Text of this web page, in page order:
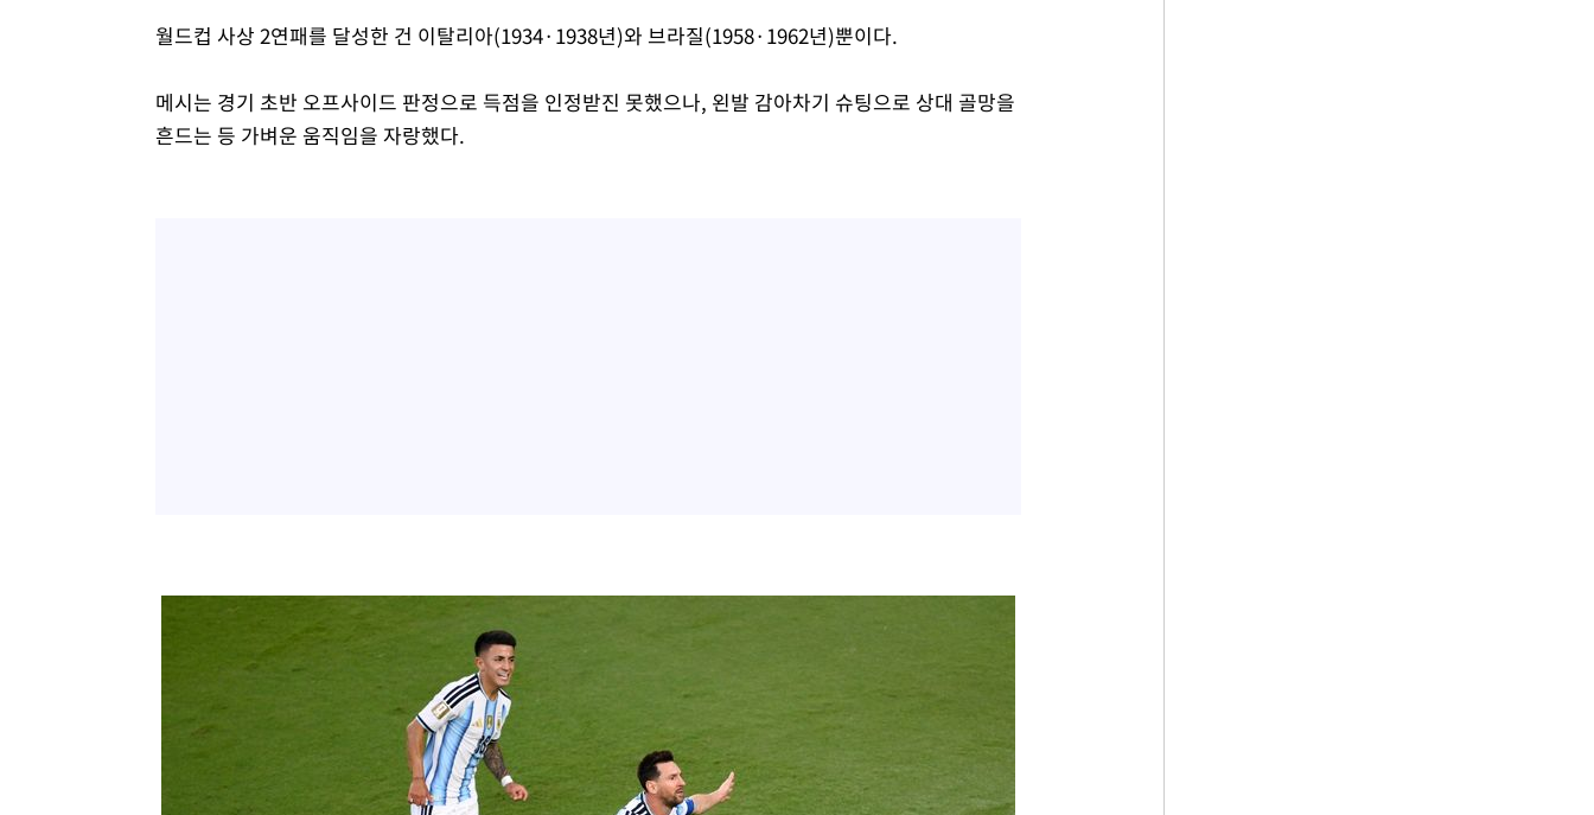
월드컵 사상 2연패를 달성한 건 이탈리아(1934·1938년)와 브라질(1958·1962년)뿐이다.
메시는 경기 초반 오프사이드 판정으로 득점을 인정받진 못했으나, 왼발 감아차기 슈팅으로 상대 골망을
흔드는 등 가벼운 움직임을 자랑했다.